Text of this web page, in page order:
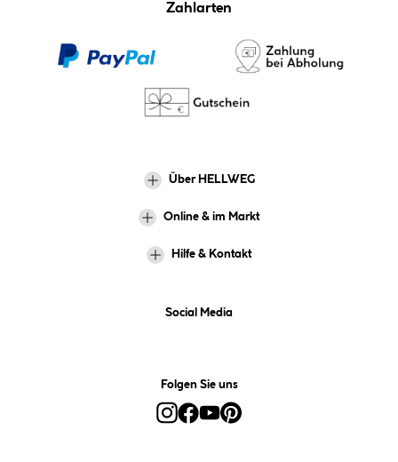
Zahlarten
Über HELLWEG
Online & im Markt
Hilfe & Kontakt
Social Media
Folgen Sie uns